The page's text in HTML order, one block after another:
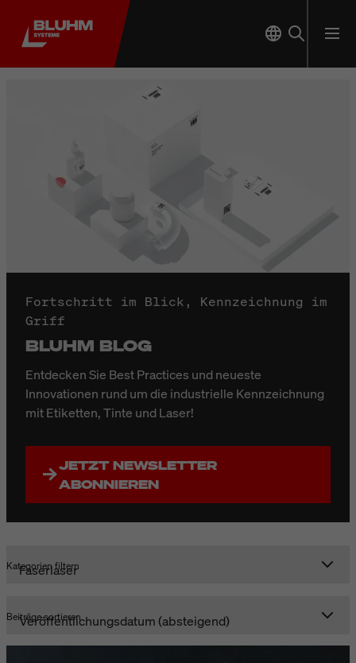
Fortschritt im Blick, Kennzeichnung im
Griff
BLUHM BLOG
Entdecken Sie Best Practices und neueste
Innovationen rund um die industrielle Kennzeichnung
mit Etiketten, Tinte und Laser!
JETZT NEWSLETTER
ABONNIEREN
Kategorien filtern
Beiträge sortieren